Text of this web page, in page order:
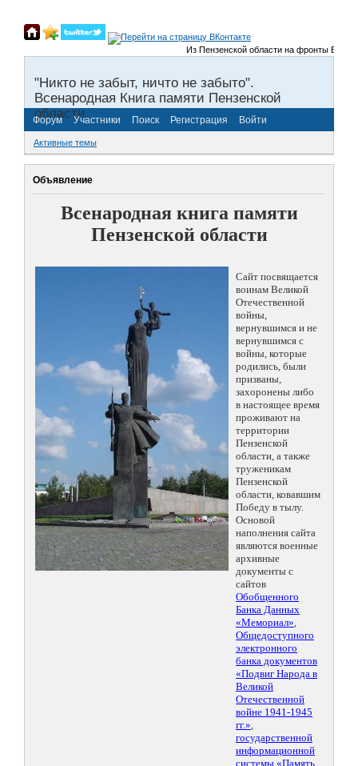
Из Пензенской области на фронты
"Никто не забыт, ничто не забыто".
Всенародная Книга памяти Пензенской
области.
Форум Участники Поиск Регистрация Войти
Активные темы
Объявление
Всенародная книга памяти
Пензенской области
Сайт посвящается
воинам Великой
Отечественной
войны,
вернувшимся и не
вернувшимся с
войны, которые
родились, были
призваны,
захоронены либо
в настоящее время
проживают на
территории
Пензенской
области, а также
труженикам
Пензенской
области, ковавшим
Победу в тылу.
Основой
наполнения сайта
являются военные
архивные
документы с
сайтов
Обобщенного
Банка Данных
«Мемориал»,
Общедоступного
электронного
банка документов
«Подвиг Народа в
Великой
Отечественной
войне 1941-1945
гг.»,
государственной
информационной
системы «Память